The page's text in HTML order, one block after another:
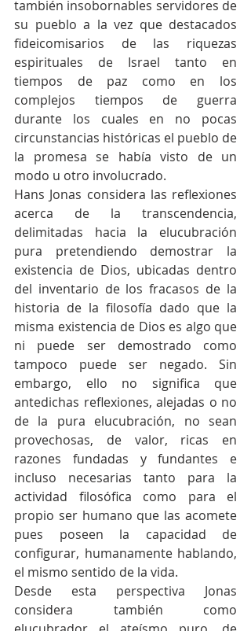
también insobornables servidores de
su pueblo a la vez que destacados
fideicomisarios de las riquezas
espirituales de Israel tanto en
tiempos de paz como en los
complejos tiempos de guerra
durante los cuales en no pocas
circunstancias históricas el pueblo de
la promesa se había visto de un
modo u otro involucrado.
Hans Jonas considera las reflexiones
acerca de la transcendencia,
delimitadas hacia la elucubración
pura pretendiendo demostrar la
existencia de Dios, ubicadas dentro
del inventario de los fracasos de la
historia de la filosofía dado que la
misma existencia de Dios es algo que
ni puede ser demostrado como
tampoco puede ser negado. Sin
embargo, ello no significa que
antedichas reflexiones, alejadas o no
de la pura elucubración, no sean
provechosas, de valor, ricas en
razones fundadas y fundantes e
incluso necesarias tanto para la
actividad filosófica como para el
propio ser humano que las acomete
pues poseen la capacidad de
configurar, humanamente hablando,
el mismo sentido de la vida.
Desde esta perspectiva Jonas
considera también como